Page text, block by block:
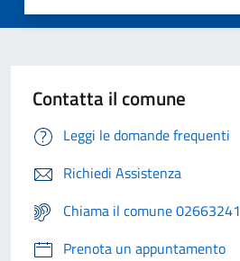
Contatta il comune
Leggi le domande frequenti
Richiedi Assistenza
Chiama il comune 02663241
Prenota un appuntamento